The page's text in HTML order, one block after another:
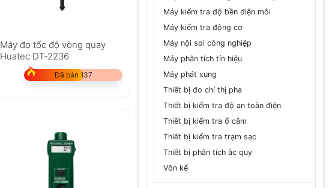
Máy kiểm tra độ bền điện môi
Máy kiểm tra động cơ
Máy nội soi công nghiệp
Máy phân tích tín hiệu
Máy phát xung
Thiết bị đo chỉ thị pha
Thiết bị kiểm tra độ an toàn điện
Thiết bị kiểm tra ổ cắm
Thiết bị kiểm tra trạm sạc
Thiết bị phân tích ắc quy
Vôn kế
Máy đo tốc độ vòng quay
Huatec DT-2236
Đã bán 137